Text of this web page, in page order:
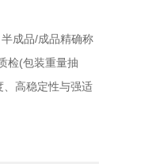
成品/成品精确称
检(包装重量抽
高稳定性与强适